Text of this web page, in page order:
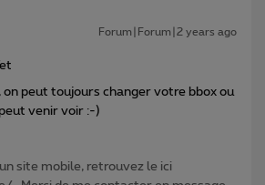
Forum|Forum|2 years ago
on peut toujours changer votre bbox ou
venir voir :-)
site mobile, retrouvez le ici